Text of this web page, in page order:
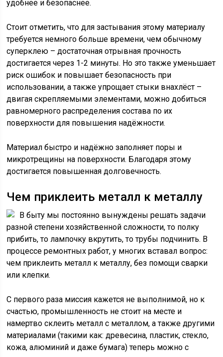
удобнее и безопаснее.
Стоит отметить, что для застывания этому материалу
требуется немного больше времени, чем обычному
суперклею – достаточная отрывная прочность
достигается через 1-2 минуты. Но это также уменьшает
риск ошибок и повышает безопасность при
использовании, а также упрощает стыки внахлёст –
двигая скрепляемыми элементами, можно добиться
равномерного распределения состава по их
поверхности для повышения надёжности.
Материал быстро и надёжно заполняет поры и
микротрещины на поверхности. Благодаря этому
достигается повышенная долговечность.
Чем приклеить металл к металлу
В быту мы постоянно вынуждены решать задачи
разной степени хозяйственной сложности, то полку
прибить, то лампочку вкрутить, то трубы подчинить. В
процессе ремонтных работ, у многих вставал вопрос:
чем приклеить металл к металлу, без помощи сварки
или клепки.
С первого раза миссия кажется не выполнимой, но к
счастью, промышленность не стоит на месте и
намертво склеить металл с металлом, а также другими
материалами (такими как: древесина, пластик, стекло,
кожа, алюминий и даже бумага) теперь можно с